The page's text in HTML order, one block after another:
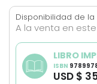
of
the
images
gallery
Disponibilidad de
A la venta en
LIBRO
ISBN
USD $